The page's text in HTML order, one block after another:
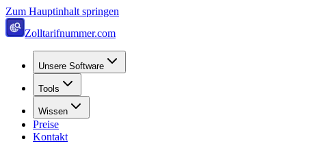
Zum Hauptinhalt springen
Zolltarifnummer.com
Unsere Software
Tools
Wissen
Preise
Kontakt